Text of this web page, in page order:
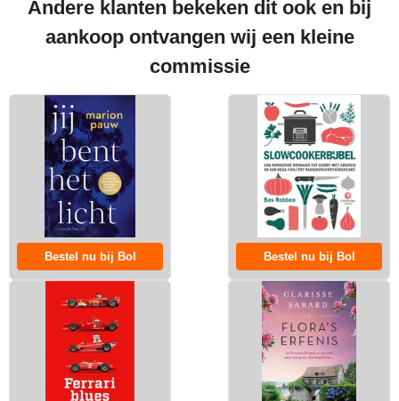
Andere klanten bekeken dit ook en bij
aankoop ontvangen wij een kleine
commissie
Bestel nu bij Bol Bestel nu bij Bol